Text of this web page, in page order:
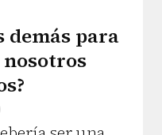
demás para